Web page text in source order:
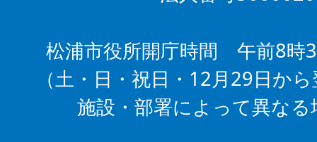
松浦市役所開庁時間 午前8時
（土・日・祝日・12月29日か
施設・部署によって異な